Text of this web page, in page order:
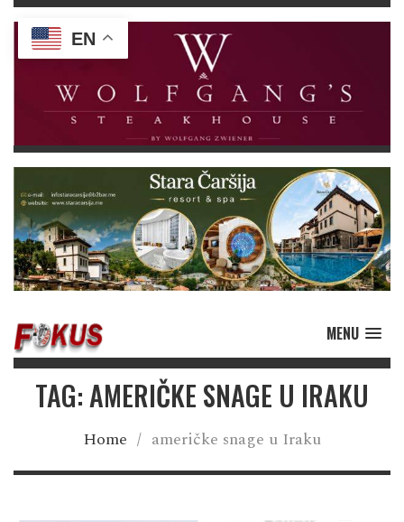
MENU
TAG: AMERIČKE SNAGE U IRAKU
Home / američke snage u Iraku
EN